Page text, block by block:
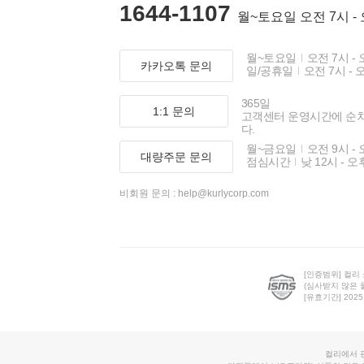
1644-1107 월~토요일 오전 7시 -
카카오톡 문의
월~토요일
오전 7시 -
일/공휴일
오전 7시 -
1:1 문의
365일
고객센터 운영시간에 순
다.
대량주문 문의
월~금요일
오전 9시 -
점심시간
낮 12시 - 오
비회원 문의 : help@kurlycorp.com
[인증범위] 컬리
(심사받지 않은
[유효기간]
컬리에서